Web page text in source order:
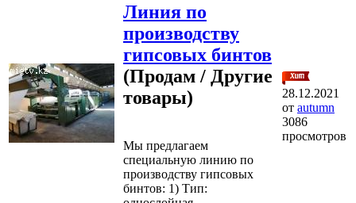
Линия по
производству
гипсовых бинтов
(Продам / Другие
товары)
Мы предлагаем
специальную линию по
производству гипсовых
бинтов: 1) Тип:
28.12.2021
от autumn
3086
просмотров